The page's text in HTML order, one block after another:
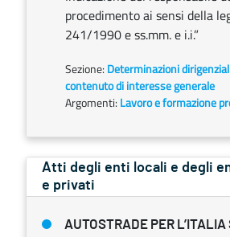
procedimento ai sensi della
241/1990 e ss.mm. e i.i.”
Sezione: Determinazioni
contenuto di interesse generale
Argomenti: Lavoro e formazione
Atti degli enti locali e degli
e privati
AUTOSTRADE PER